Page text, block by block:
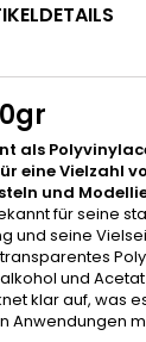
als
eine Vielzahl
und
für seine
und seine
und
klar auf, was
Anwendungen